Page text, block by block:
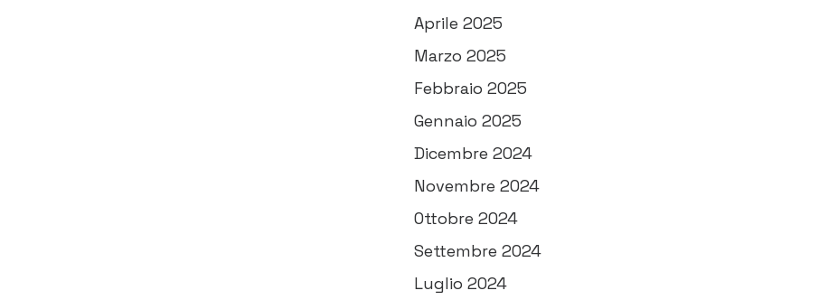
Aprile 2025
Marzo 2025
Febbraio 2025
Gennaio 2025
Dicembre 2024
Novembre 2024
Ottobre 2024
Settembre 2024
Luglio 2024